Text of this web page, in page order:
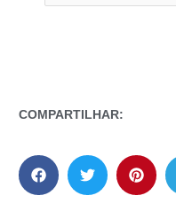
COMPARTILHAR: